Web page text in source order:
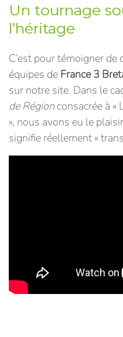
Un tournage
l’héritage
C’est pour témoigner
équipes de France 3
sur notre site. Dans le
de Région consacrée à «
», nous avons eu le
signifie réellement «